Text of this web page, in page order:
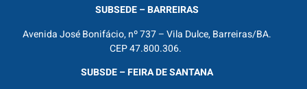
SUBSEDE – BARREIRAS
Avenida José Bonifácio, nº 737 – Vila Dulce, Barreiras/BA.
CEP 47.800.306.
SUBSDE – FEIRA DE SANTANA